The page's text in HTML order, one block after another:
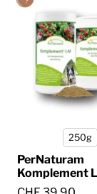
250g
PerNaturam
Komplement